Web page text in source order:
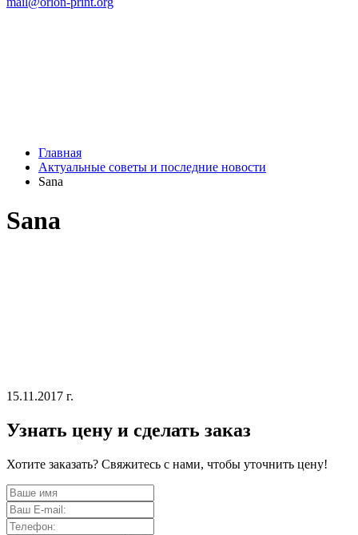
Главная
Актуальные советы и последние новости
Sana
Sana
15.11.2017 г.
Узнать цену и сделать заказ
Хотите заказать? Свяжитесь с нами, чтобы уточнить цену!